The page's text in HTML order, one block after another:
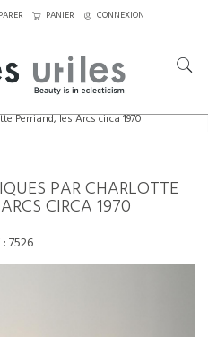
PANIER CONNEXION
Perriand, les Arcs circa 1970
PAR CHARLOTTE
CIRCA 1970
:7526